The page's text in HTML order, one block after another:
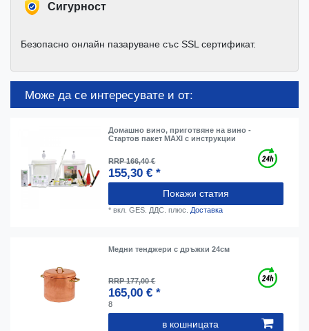
Cигурност
Безопасно онлайн пазаруване със SSL сертификат.
Може да се интересувате и от:
Домашно вино, приготвяне на вино -
Стартов пакет MAXI с инструкции
RRP 166,40 €
155,30 € *
Покажи статия
*вкл. GES. ДДС. плюс.Доставка
Медни тенджери с дръжки 24см
RRP 177,00 €
165,00 € *
8
в кошницата